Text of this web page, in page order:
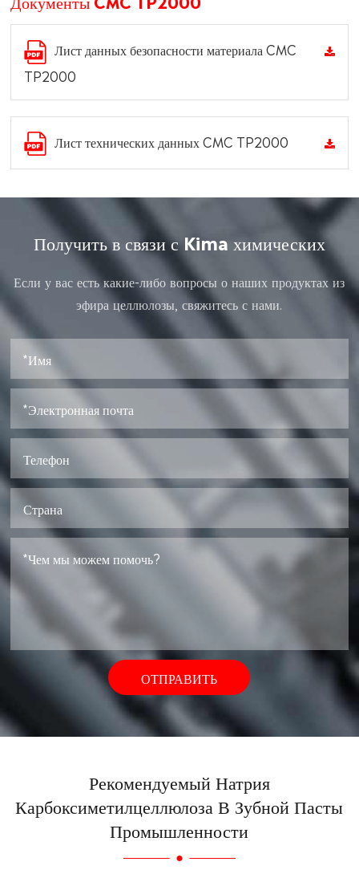
Лист данных безопасности материала CMC
TP2000
Лист технических данных CMC TP2000
Получить в связи с Kima химических
Если у вас есть какие-либо вопросы о наших продуктах из
эфира целлюлозы, свяжитесь с нами.
ОТПРАВИТЬ
Рекомендуемый Натрия
Карбоксиметилцеллюлоза В Зубной Пасты
Промышленности